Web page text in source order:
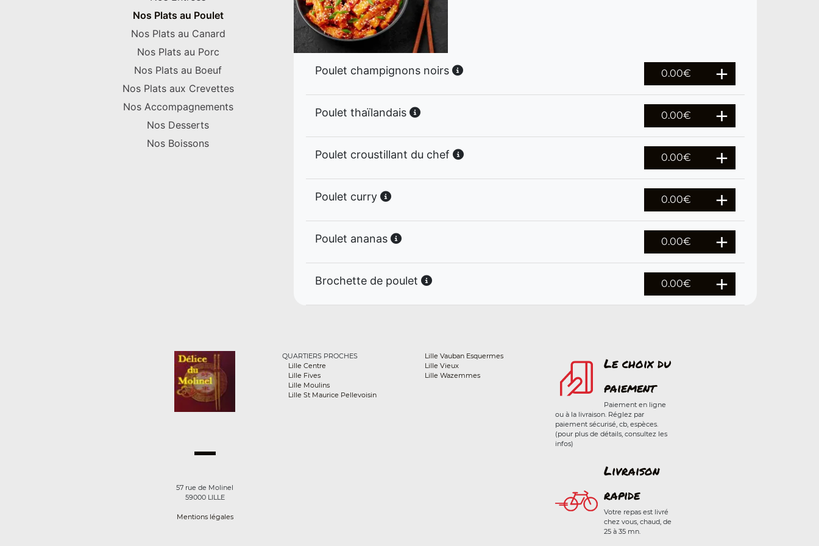
Nos Plats au Poulet
Nos Plats au Canard
Nos Plats au Porc
Nos Plats au Boeuf
Nos Plats aux Crevettes
Nos Accompagnements
Nos Desserts
Nos Boissons
Poulet champignons noirs 0.00€
Poulet thaïlandais 0.00€
Poulet croustillant du chef 0.00€
Poulet curry 0.00€
Poulet ananas 0.00€
Brochette de poulet 0.00€
57 rue de Molinel
59000 LILLE
Mentions légales
QUARTIERS PROCHES
Lille Centre
Lille Fives
Lille Moulins
Lille St Maurice Pellevoisin
Lille Vauban Esquermes
Lille Vieux
Lille Wazemmes
Le choix du
paiement
Paiement en ligne
ou à la livraison. Réglez par
paiement sécurisé, cb, espèces.
(pour plus de détails, consultez les
infos)
Livraison
rapide
Votre repas est livré
chez vous, chaud, de
25 à 35 mn.